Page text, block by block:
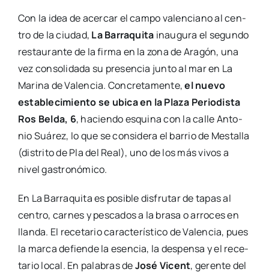
Con la idea de acer­car el cam­po valen­ciano al cen­
tro de la ciu­dad, La Barra­qui­ta inau­gu­ra el segun­do
res­tau­ran­te de la fir­ma en la zona de Ara­gón, una
vez con­so­li­da­da su pre­sen­cia jun­to al mar en La
Mari­na de Valen­cia. Con­cre­ta­men­te,el nue­vo
esta­ble­ci­mien­to se ubi­ca en la Pla­za Perio­dis­ta
Ros Bel­da, 6, hacien­do esqui­na con la calle Anto­
nio Suá­rez, lo que se con­si­de­ra el barrio de Mes­ta­lla
(dis­tri­to de Pla del Real), uno de los más vivos a
nivel gas­tro­nó­mi­co.
En La Barra­qui­ta es posi­ble dis­fru­tar de tapas al
cen­tro, car­nes y pes­ca­dos a la bra­sa o arro­ces en
llan­da. El rece­ta­rio carac­te­rís­ti­co de Valen­cia, pues
la mar­ca defien­de la esen­cia, la des­pen­sa y el rece­
ta­rio local. En pala­bras deJosé Vicent, geren­te del